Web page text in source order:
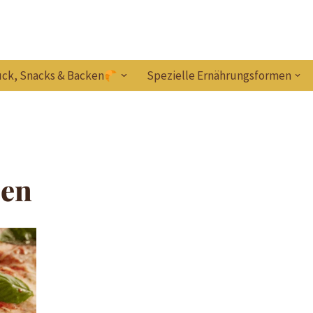
Snacks & Backen Spezielle Ernährungsformen